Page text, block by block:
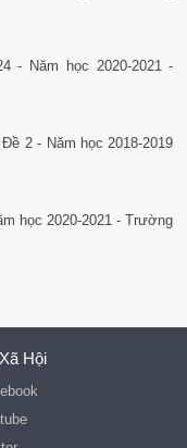
- Năm học 2020-2021 -
2 - Năm học 2018-2019
học 2020-2021 - Trường
Hội